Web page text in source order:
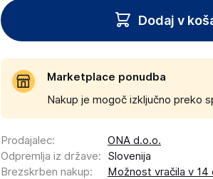
Dodaj v
Marketplace ponudba
Nakup je mogoč izključno preko
Prodajalec:
ONA d.o.o.
Odpremlja iz države:
Slovenija
Brezskrben nakup: Možnost vračila v 14